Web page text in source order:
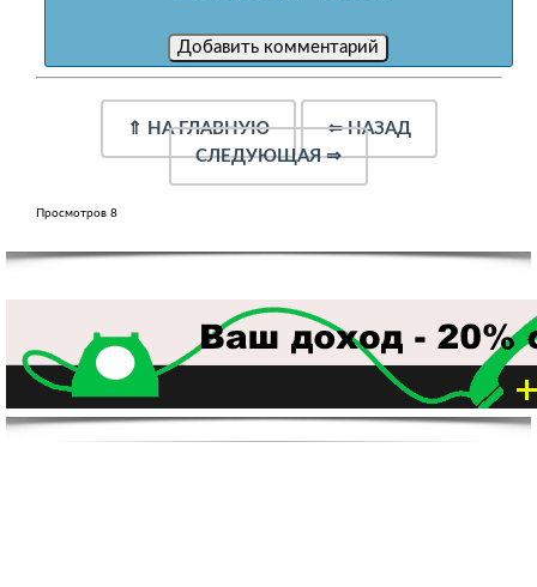
⇑ НА ГЛАВНУЮ ⇐НАЗАД
СЛЕДУЮЩАЯ⇒
Просмотров 8